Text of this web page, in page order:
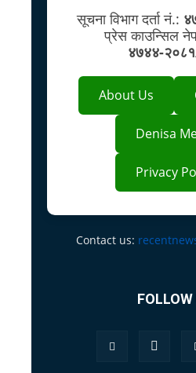
सूचना विभाग दर्ता नं.:
प्रेस काउन्सिल
४७४४-
About Us
Denisa
Privacy
Contact us:
FOLLOW